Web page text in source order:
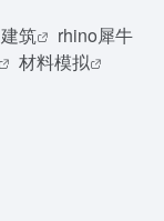
建筑
rhino犀牛
材料模拟